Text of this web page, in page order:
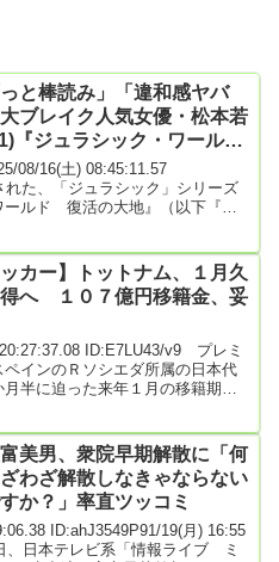
っと棒読み」「違和感ヤバ
ブレイク人気女優・松本若
『ジュラシック・ワール
の初吹き替え演技が酷評の
08/16(土) 08:45:11.57
れた、「ジュラシック」シリーズ
ールド 復活の大地』（以下『ジ
ートを見せている。いっぽう
る。公開以後、X上ではこのよ
ッカー】トットナム、１月久
へ １０７億円移籍金、妥
ID:E7LU43/v9 プレミ
インのＲソシエダ所属の日本代
半に迫った来年１月の移籍期間
万ポンド（約１０７億６４００
けて確実に決定力が低下した攻撃
...
美男、衆院早期解散に「何
わざ解散しなきゃならない
か？」率直ツッコミ
ID:ahJ3549P91/19(月) 16:55
、日本テレビ系「情報ライブ ミ